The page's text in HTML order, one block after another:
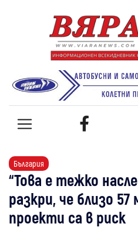
България
“Това е тежко
разкри, че близо 57
проекти са в риск